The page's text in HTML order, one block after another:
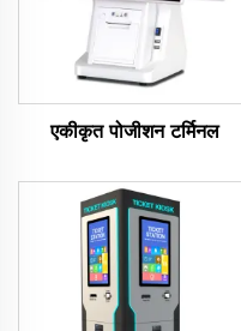
एकीकृत पोजीशन टर्मिनल